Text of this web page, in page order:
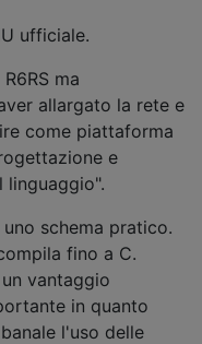
ufficiale.
ma
allargato la rete e
come piattaforma
e
linguaggio".
schema pratico.
fino a C.
vantaggio
in quanto
l'uso delle